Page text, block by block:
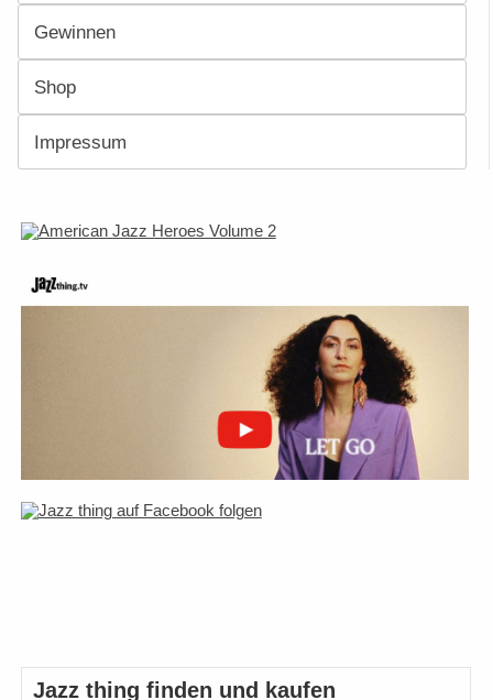
Gewinnen
Shop
Impressum
Jazz thing finden und kaufen